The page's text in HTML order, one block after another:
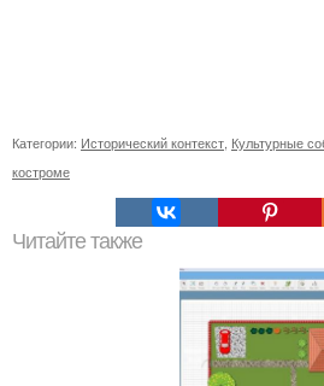
Категории: Исторический контекст Культурные
костроме
Читайте также